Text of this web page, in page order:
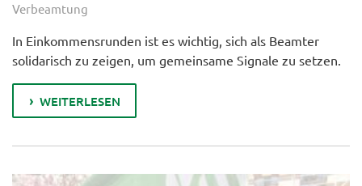
Verbeamtung
In Einkommensrunden ist es wichtig, sich als Beamter
solidarisch zu zeigen, um gemeinsame Signale zu setzen.
WEITERLESEN